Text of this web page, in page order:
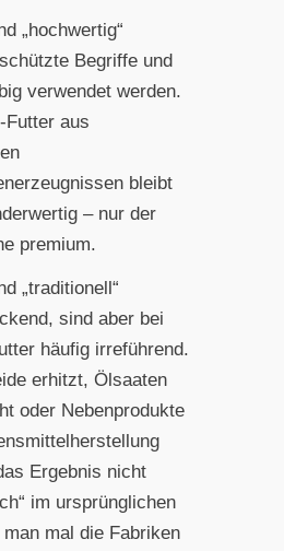
„hochwertig“
Begriffe und
verwendet werden.
Futter aus
bleibt
– nur der
premium.
„traditionell“
sind aber bei
häufig irreführend.
erhitzt, Ölsaaten
oder Nebenprodukte
Ergebnis nicht
im ursprünglichen
mal die Fabriken